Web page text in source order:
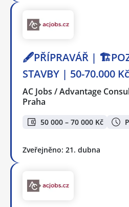
🖋️PŘÍPRAVÁŘ |
STAVBY | 50-70.000 Kč
AC Jobs / Advantage
Praha
50 000 – 70 000 Kč
Zveřejněno: 21. dubna